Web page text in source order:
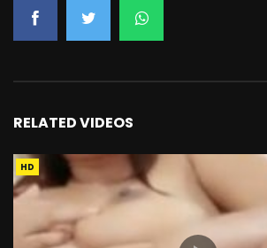
RELATED VIDEOS
HD